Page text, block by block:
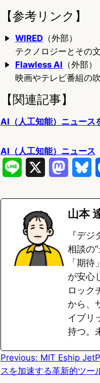
【参考リンク】
WIRED （外部）
テクノロジーとその
Flawless AI （外部）
映画やテレビ番組の
【関連記事】
AI（人工知能）ニュー
AI（人工知能）ニュース
e
o
d
o
n
u
s
k
y
山本
『デ
相談の
「期
が安心
ロック
から、
イブリ
持つ。
Previous: MIT Eship
スを加速する革新的ツー